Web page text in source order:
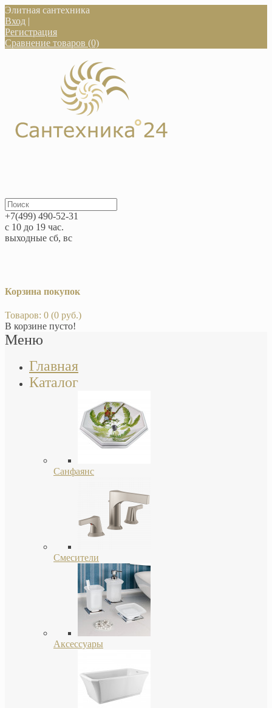
Элитная сантехника
Вход |
Регистрация
Сравнение товаров (0)
+7(499) 490-52-31
с 10 до 19 час.
выходные сб, вс
Корзина покупок
Товаров: 0 (0 руб.)
В корзине пусто!
Меню
Главная
Каталог
Санфаянс
Смесители
Аксессуары